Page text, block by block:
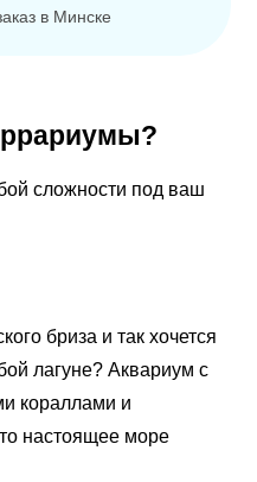
сложности под ваш
бриза и так хочется
лагуне? Аквариум с
кораллами и
настоящее море